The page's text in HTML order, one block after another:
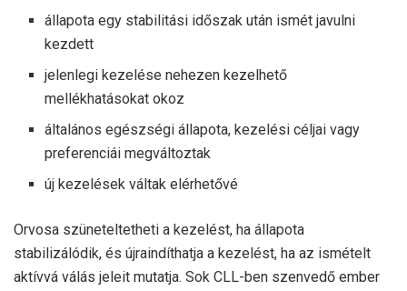
állapota egy stabilitási időszak után ismét javulni
kezdett
jelenlegi kezelése nehezen kezelhető
mellékhatásokat okoz
általános egészségi állapota, kezelési céljai vagy
preferenciái megváltoztak
új kezelések váltak elérhetővé
Orvosa szüneteltetheti a kezelést, ha állapota
stabilizálódik, és újraindíthatja a kezelést, ha az ismételt
aktívvá válás jeleit mutatja. Sok CLL-ben szenvedő ember